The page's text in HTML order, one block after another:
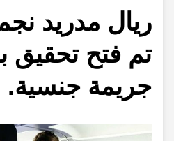
ريال مدريد
تم فتح تحقيق
جريمة جنسية.